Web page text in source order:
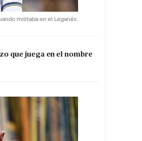
militaba en el Leganés.
que juega en el nombre